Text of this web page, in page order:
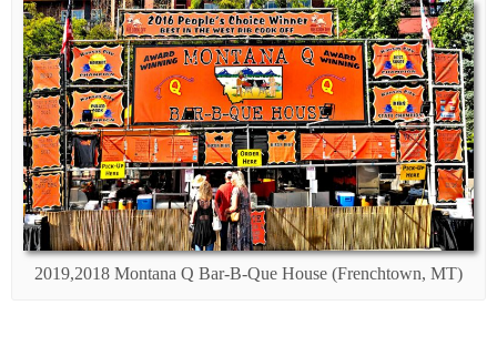
2019,2018 Montana Q Bar-B-Que House (Frenchtown, MT)